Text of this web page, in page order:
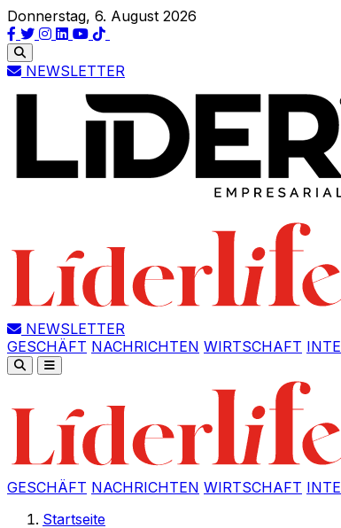
Donnerstag, 6. August 2026
NEWSLETTER
NEWSLETTER
GESCHÄFT NACHRICHTEN WIRTSCHAFT
GESCHÄFT NACHRICHTEN WIRTSCHAFT
Startseite